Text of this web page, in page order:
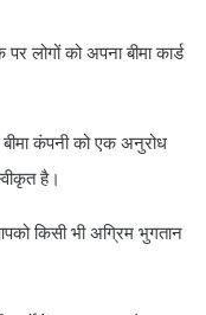
लोगों को अपना बीमा कार्ड
कंपनी को एक अनुरोध
है।
किसी भी अग्रिम भुगतान